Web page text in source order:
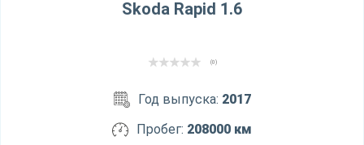
Skoda Rapid 1.6
(0)
Год выпуска: 2017
Пробег: 208000 км